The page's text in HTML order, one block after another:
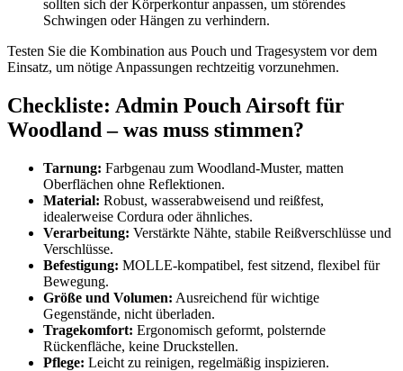
sollten sich der Körperkontur anpassen, um störendes
Schwingen oder Hängen zu verhindern.
Testen Sie die Kombination aus Pouch und Tragesystem vor dem
Einsatz, um nötige Anpassungen rechtzeitig vorzunehmen.
Checkliste: Admin Pouch Airsoft für
Woodland – was muss stimmen?
Tarnung: Farbgenau zum Woodland-Muster, matten
Oberflächen ohne Reflektionen.
Material: Robust, wasserabweisend und reißfest,
idealerweise Cordura oder ähnliches.
Verarbeitung: Verstärkte Nähte, stabile Reißverschlüsse und
Verschlüsse.
Befestigung: MOLLE-kompatibel, fest sitzend, flexibel für
Bewegung.
Größe und Volumen: Ausreichend für wichtige
Gegenstände, nicht überladen.
Tragekomfort: Ergonomisch geformt, polsternde
Rückenfläche, keine Druckstellen.
Pflege: Leicht zu reinigen, regelmäßig inspizieren.